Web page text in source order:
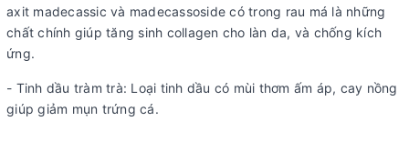
axit madecassic và madecassoside có trong rau má là những
chất chính giúp tăng sinh collagen cho làn da, và chống kích
ứng.
- Tinh dầu tràm trà: Loại tinh dầu có mùi thơm ấm áp, cay nồng
giúp giảm mụn trứng cá.